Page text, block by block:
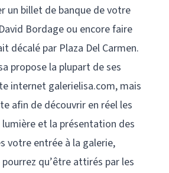
un billet de banque de votre
Bordage ou encore faire
décalé par Plaza Del Carmen.
propose la plupart de ses
internet galerielisa.com, mais
afin de découvrir en réel les
lumière et la présentation des
votre entrée à la galerie,
qu’être attirés par les